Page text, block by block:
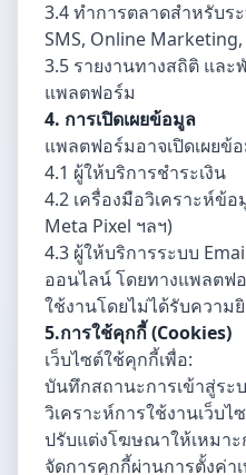
3.4 ทำการตลาดสำหรับร
SMS, Online
3.5 รายงานทางสถิติ แล
แพลตฟอร์ม
4. การเปิดเผยข้อมูล
แพลตฟอร์มอาจเปิดเผย
4.1 ผู้ให้บริการชำระเงิน
4.2 เครื่องมือวิเคราะห์ข้
Meta Pixel ฯลฯ)
4.3 ผู้ให้บริการระบบ
ออนไลน์ โดยทางแพลตฟ
ใช้งานโดยไม่ได้รับความ
5.การใช้คุกกี้ (Cookies)
เว็บไซต์ใช้คุกกี้เพื่อ:
บันทึกสถานะการเข้าสู่ระ
วิเคราะห์การใช้งานเว็บไ
ปรับแต่งโฆษณาให้เหมา
จัดการคุกกี้ผ่านการตั้งค่าเ